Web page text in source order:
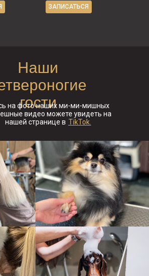
ЗАПИСАТЬСЯ
Наши
гости
на фото наших ми-ми-мишных
видео можете увидеть на
нашей странице в TikTok.